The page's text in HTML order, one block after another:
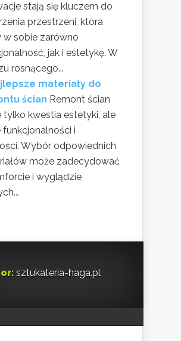
stają się kluczem do
przestrzeni, która
w sobie zarówno
jak i estetykę. W
rosnącego...
materiały do
ścian Remont ścian
tylko kwestia estetyki, ale
funkcjonalności i
Wybór odpowiednich
może zadecydować
i wyglądzie
sztukateria-haga.pl